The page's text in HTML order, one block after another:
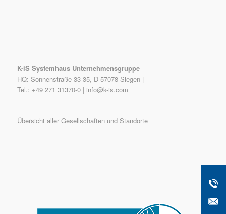
K-iS Systemhaus Unternehmensgruppe
HQ: Sonnenstraße 33-35, D-57078 Siegen |
Tel.: +49 271 31370-0 | info@k-is.com
Übersicht aller Gesellschaften und Standorte